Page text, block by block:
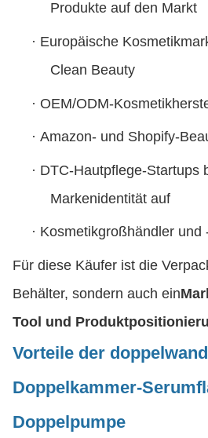
Produkte auf den Markt
· Europäische
Clean Beauty
· OEM/ODM-
· Amazon- und Shopify-
· DTC-Hautpflege-Startups
Markenidentität auf
· Kosmetikgroßhändler und
Für diese Käufer ist die
Behälter, sondern auch ein
Tool und
Vorteile der
Doppelkammer-
Doppelpumpe